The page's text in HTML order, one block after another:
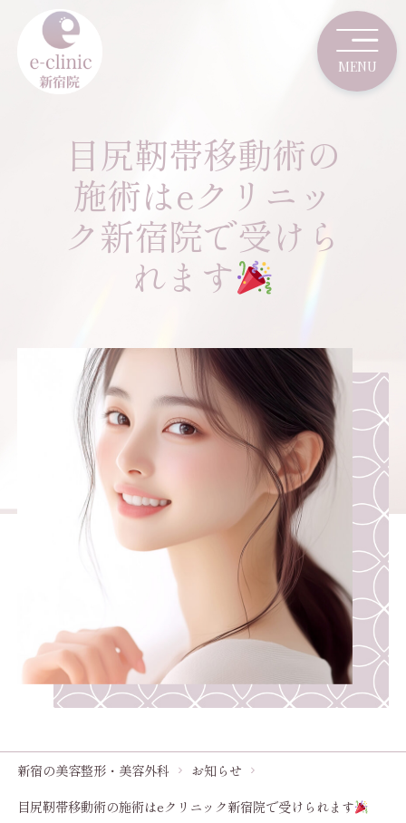
目尻靭帯移動術の
施術はeクリニッ
ク新宿院で受けら
れます
新宿の美容整形・美容外科
お知らせ
目尻靭帯移動術の施術はeクリニック新宿院で受けられます